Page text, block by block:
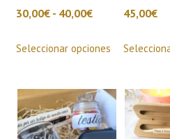
30,00€ - 40,00€Rango
precios:
30,00€
hasta
40,00€
Seleccionar opciones
producto
múltiples
variantes.
Las
45,00€